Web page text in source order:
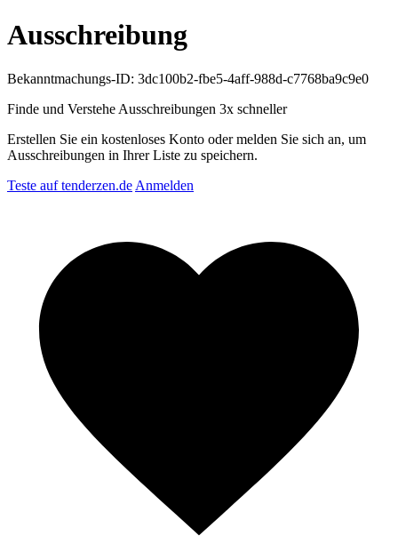
Ausschreibung
Bekanntmachungs-ID: 3dc100b2-fbe5-4aff-988d-c7768ba9c9e0
Finde und Verstehe Ausschreibungen 3x schneller
Erstellen Sie ein kostenloses Konto oder melden Sie sich an, um
Ausschreibungen in Ihrer Liste zu speichern.
Teste auf tenderzen.de Anmelden